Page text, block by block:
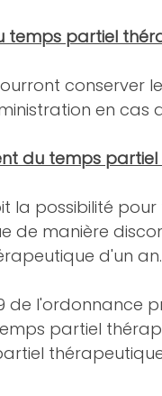
temps partiel
conserver
en cas
du temps
la possibilité
de manière
d'un an.
de l'ordonnance
partiel